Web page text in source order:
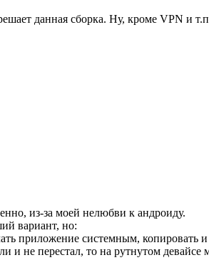
данная сборка. Ну, кроме VPN и
из-за моей нелюбви к андроиду.
вариант, но:
приложение системным, копировать
и не перестал, то на рутнутом